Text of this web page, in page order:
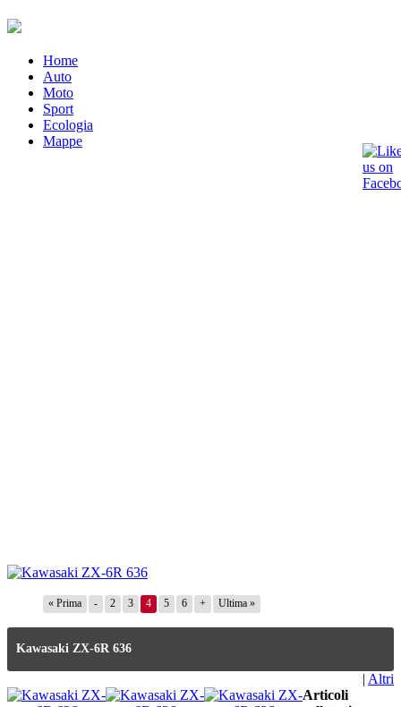
Home
Auto
Moto
Sport
Ecologia
Mappe
« Prima - 2 3 4 5 6 + Ultima »
Kawasaki ZX-6R 636
| Altri
Articoli